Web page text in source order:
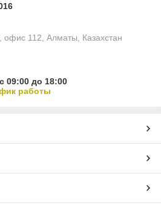
112, Алматы, Казахстан
09:00 до 18:00
работы